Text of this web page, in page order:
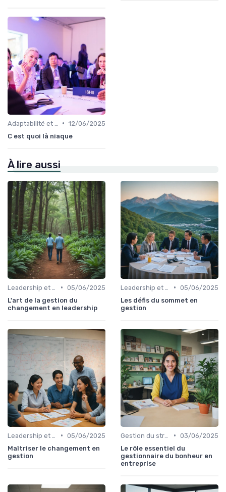
• 12/06/2025
C est quoi là niaque
À lire aussi
• 05/06/2025
L'art de la gestion du
changement en leadership
• 05/06/2025
Les défis du sommet en
gestion
• 05/06/2025
Maîtriser le changement en
gestion
• 03/06/2025
Le rôle essentiel du
gestionnaire du bonheur en
entreprise